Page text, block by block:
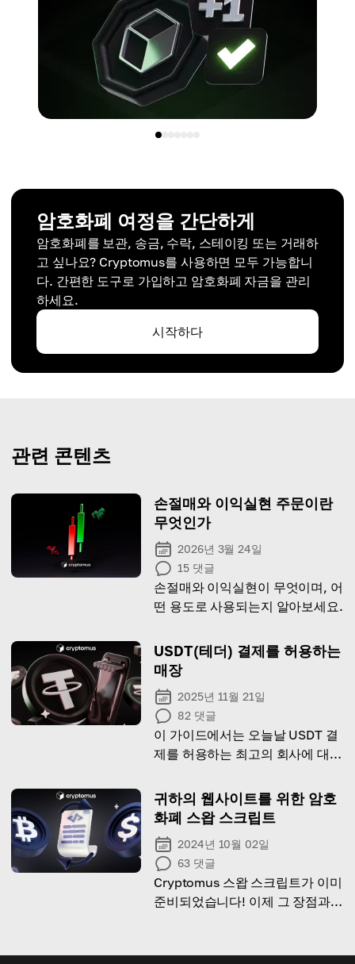
암호화폐 여정을 간단하게
암호화폐를 보관, 송금, 수락, 스테이킹 또는 거래하
고 싶나요? Cryptomus를 사용하면 모두 가능합니
다. 간편한 도구로 가입하고 암호화폐 자금을 관리
하세요.
시작하다
관련 콘텐츠
손절매와 이익실현 주문이란
무엇인가
2026년 3월 24일
15 댓글
손절매와 이익실현이 무엇이며, 어
떤 용도로 사용되는지 알아보세요.
USDT(테더) 결제를 허용하는
매장
2025년 11월 21일
82 댓글
이 가이드에서는 오늘날 USDT 결
제를 허용하는 최고의 회사에 대해
귀하의 웹사이트를 위한 암호
화폐 스왑 스크립트
2024년 10월 02일
63 댓글
Cryptomus 스왑 스크립트가 이미
준비되었습니다! 이제 그 장점과